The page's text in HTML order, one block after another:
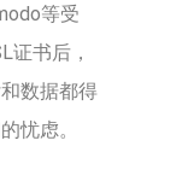
等受
证书后，
数据都得
忧虑。